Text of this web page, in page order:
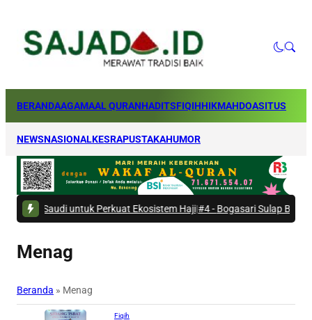
BERANDAAGAMAAL QURANHADITSFIQIHHIKMAHDOASITUS
NEWSNASIONALKESRAPUSTAKAHUMOR
untuk Perkuat Ekosistem Haji|#4 -Bogasari Sulap Bantaran Kali
Menag
Beranda » Menag
Fiqih